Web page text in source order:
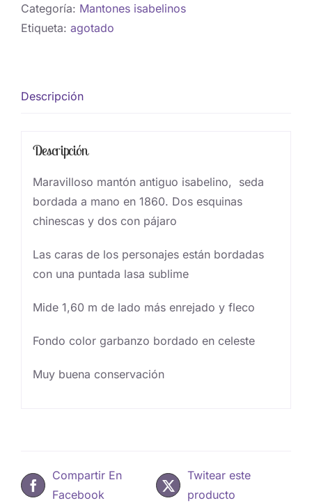
Categoría: Mantones isabelinos
Etiqueta: agotado
Descripción
Descripción
Maravilloso mantón antiguo isabelino, seda
bordada a mano en 1860. Dos esquinas
chinescas y dos con pájaro
Las caras de los personajes están bordadas
con una puntada lasa sublime
Mide 1,60 m de lado más enrejado y fleco
Fondo color garbanzo bordado en celeste
Muy buena conservación
Compartir En
Facebook
Twitear este
producto